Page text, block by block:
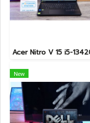
New